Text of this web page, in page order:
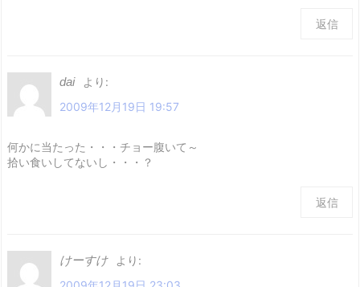
返信
dai
より:
2009年12月19日 19:57
何かに当たった・・・チョー腹いて～
拾い食いしてないし・・・？
返信
けーすけ
より: